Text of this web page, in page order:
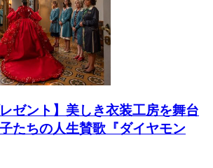
レゼント】美しき衣装工房を舞台
たちの人生賛歌『ダイヤモン